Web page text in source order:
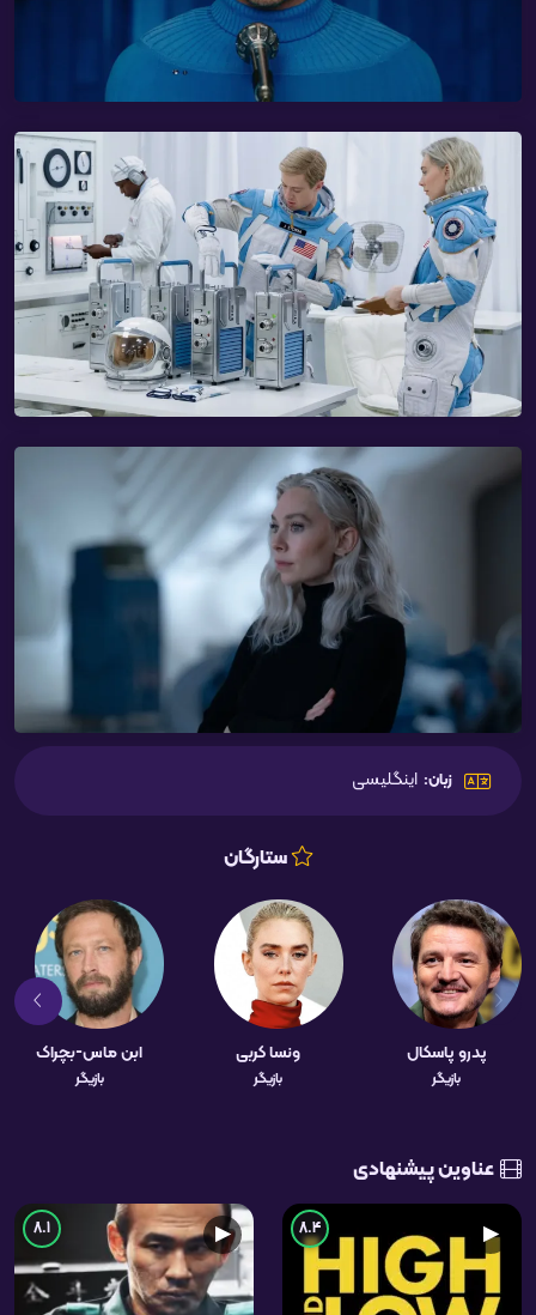
زبان: اینگلیسی
ستارگان
پدرو پاسکال
بازیگر
ونسا کربی
بازیگر
ابن ماس-بچراک
بازیگر
عناوین پیشنهادی
▶
8.4
▶
8.1